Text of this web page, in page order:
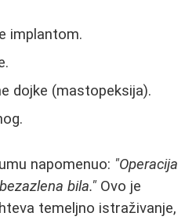
implantom.
dojke (mastopeksija).
napomenuo: "Operacija
bila." Ovo je
temeljno istraživanje,